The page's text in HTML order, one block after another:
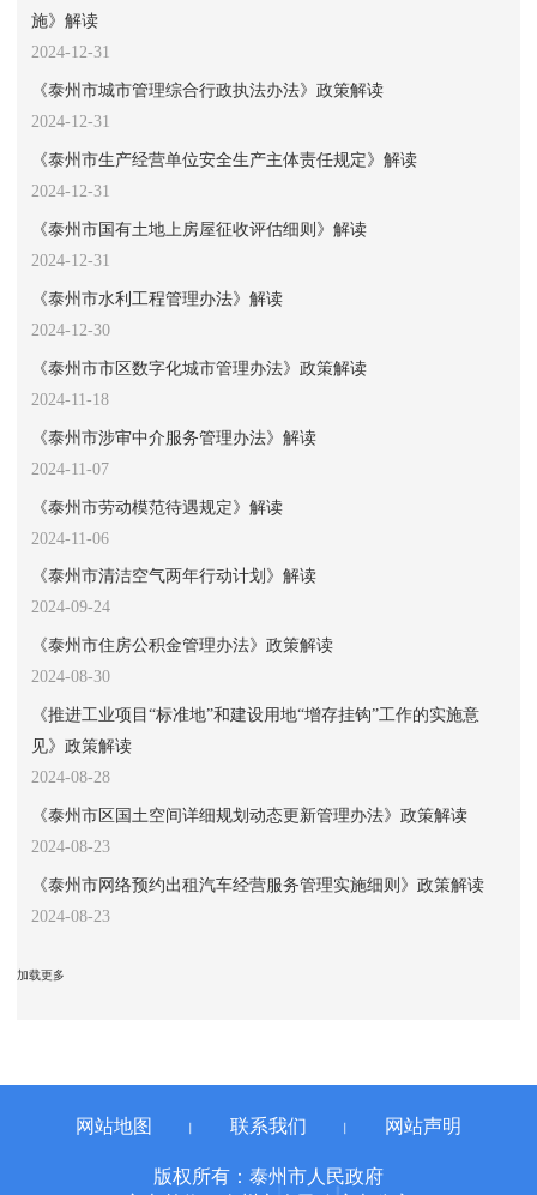
施》解读
2024-12-31
《泰州市城市管理综合行政执法办法》政策解读
2024-12-31
《泰州市生产经营单位安全生产主体责任规定》解读
2024-12-31
《泰州市国有土地上房屋征收评估细则》解读
2024-12-31
《泰州市水利工程管理办法》解读
2024-12-30
《泰州市市区数字化城市管理办法》政策解读
2024-11-18
《泰州市涉审中介服务管理办法》解读
2024-11-07
《泰州市劳动模范待遇规定》解读
2024-11-06
《泰州市清洁空气两年行动计划》解读
2024-09-24
《泰州市住房公积金管理办法》政策解读
2024-08-30
《推进工业项目“标准地”和建设用地“增存挂钩”工作的实施意
见》政策解读
2024-08-28
《泰州市区国土空间详细规划动态更新管理办法》政策解读
2024-08-23
《泰州市网络预约出租汽车经营服务管理实施细则》政策解读
2024-08-23
加载更多
网站地图 联系我们 网站声明
版权所有：泰州市人民政府